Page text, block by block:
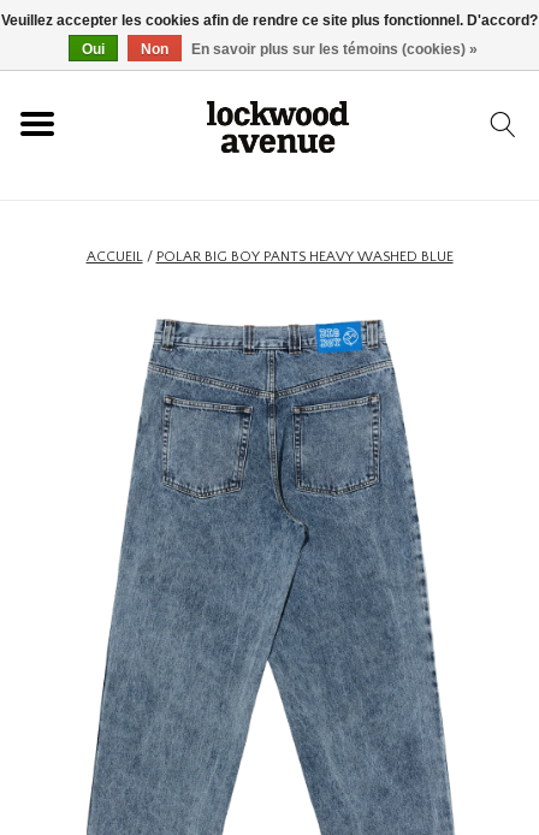
ACCUEIL
NOUVEAUACCUEIL/ POLAR BIG BOY PANTS HEAVY WASHED BLUE
Veuillez accepter les cookies afin de rendre ce site plus fonctionnel. D'accord?
Oui
Non En savoir plus sur les témoins (cookies) »